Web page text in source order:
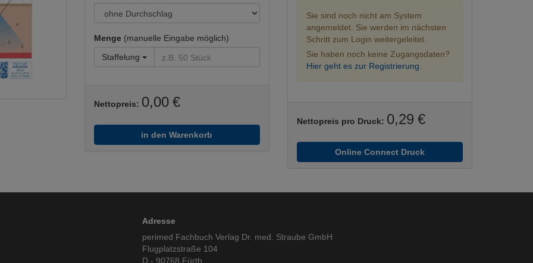
Menge (manuelle Eingabe möglich)
Staffelung
Nettopreis: 0,00 €
in den Warenkorb
Sie sind noch nicht am System
angemeldet. Sie werden im nächsten
Schritt zum Login weitergeleitet.
Sie haben noch keine Zugangsdaten?
Hier geht es zur Registrierung.
Nettopreis pro Druck: 0,29 €
Online Connect Druck
Adresse
perimed Fachbuch Verlag Dr. med. Straube GmbH
Flugplatzstraße 104
D - 90768 Fürth